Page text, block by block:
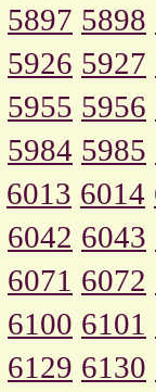
5897 5898
5926 5927
5955 5956
5984 5985
6013 6014
6042 6043
6071 6072
6100 6101
6129 6130